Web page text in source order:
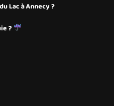
Lac à Annecy ?
?